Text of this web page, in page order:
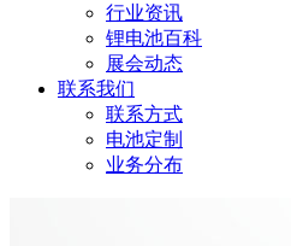
行业资讯
锂电池百科
展会动态
联系我们
联系方式
电池定制
业务分布